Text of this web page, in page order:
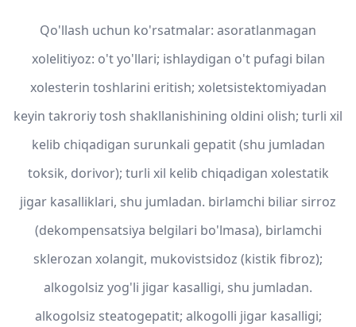
Qo'llash uchun ko'rsatmalar: asoratlanmagan
xolelitiyoz: o't yo'llari; ishlaydigan o't pufagi bilan
xolesterin toshlarini eritish; xoletsistektomiyadan
keyin takroriy tosh shakllanishining oldini olish; turli xil
kelib chiqadigan surunkali gepatit (shu jumladan
toksik, dorivor); turli xil kelib chiqadigan xolestatik
jigar kasalliklari, shu jumladan. birlamchi biliar sirroz
(dekompensatsiya belgilari bo'lmasa), birlamchi
sklerozan xolangit, mukovistsidoz (kistik fibroz);
alkogolsiz yog'li jigar kasalligi, shu jumladan.
alkogolsiz steatogepatit; alkogolli jigar kasalligi;